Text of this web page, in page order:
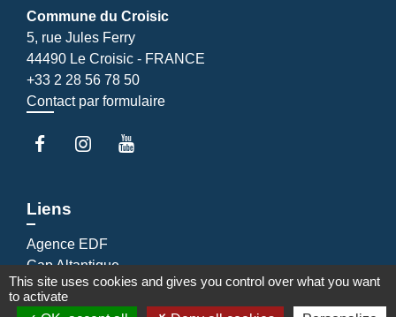
Commune du Croisic
5, rue Jules Ferry
44490 Le Croisic - FRANCE
+33 2 28 56 78 50
Contact par formulaire
Liens
Agence EDF
Cap Altantique
Cinéma Le Hublot
EDF emménagement
This site uses cookies and gives you control over what you want
to activate